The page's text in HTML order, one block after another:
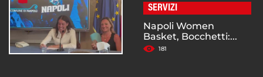
SERVIZI
Napoli Women
Basket, Bocchetti:...
181